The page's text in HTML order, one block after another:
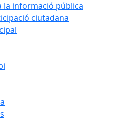
la informació pública
ciutadana